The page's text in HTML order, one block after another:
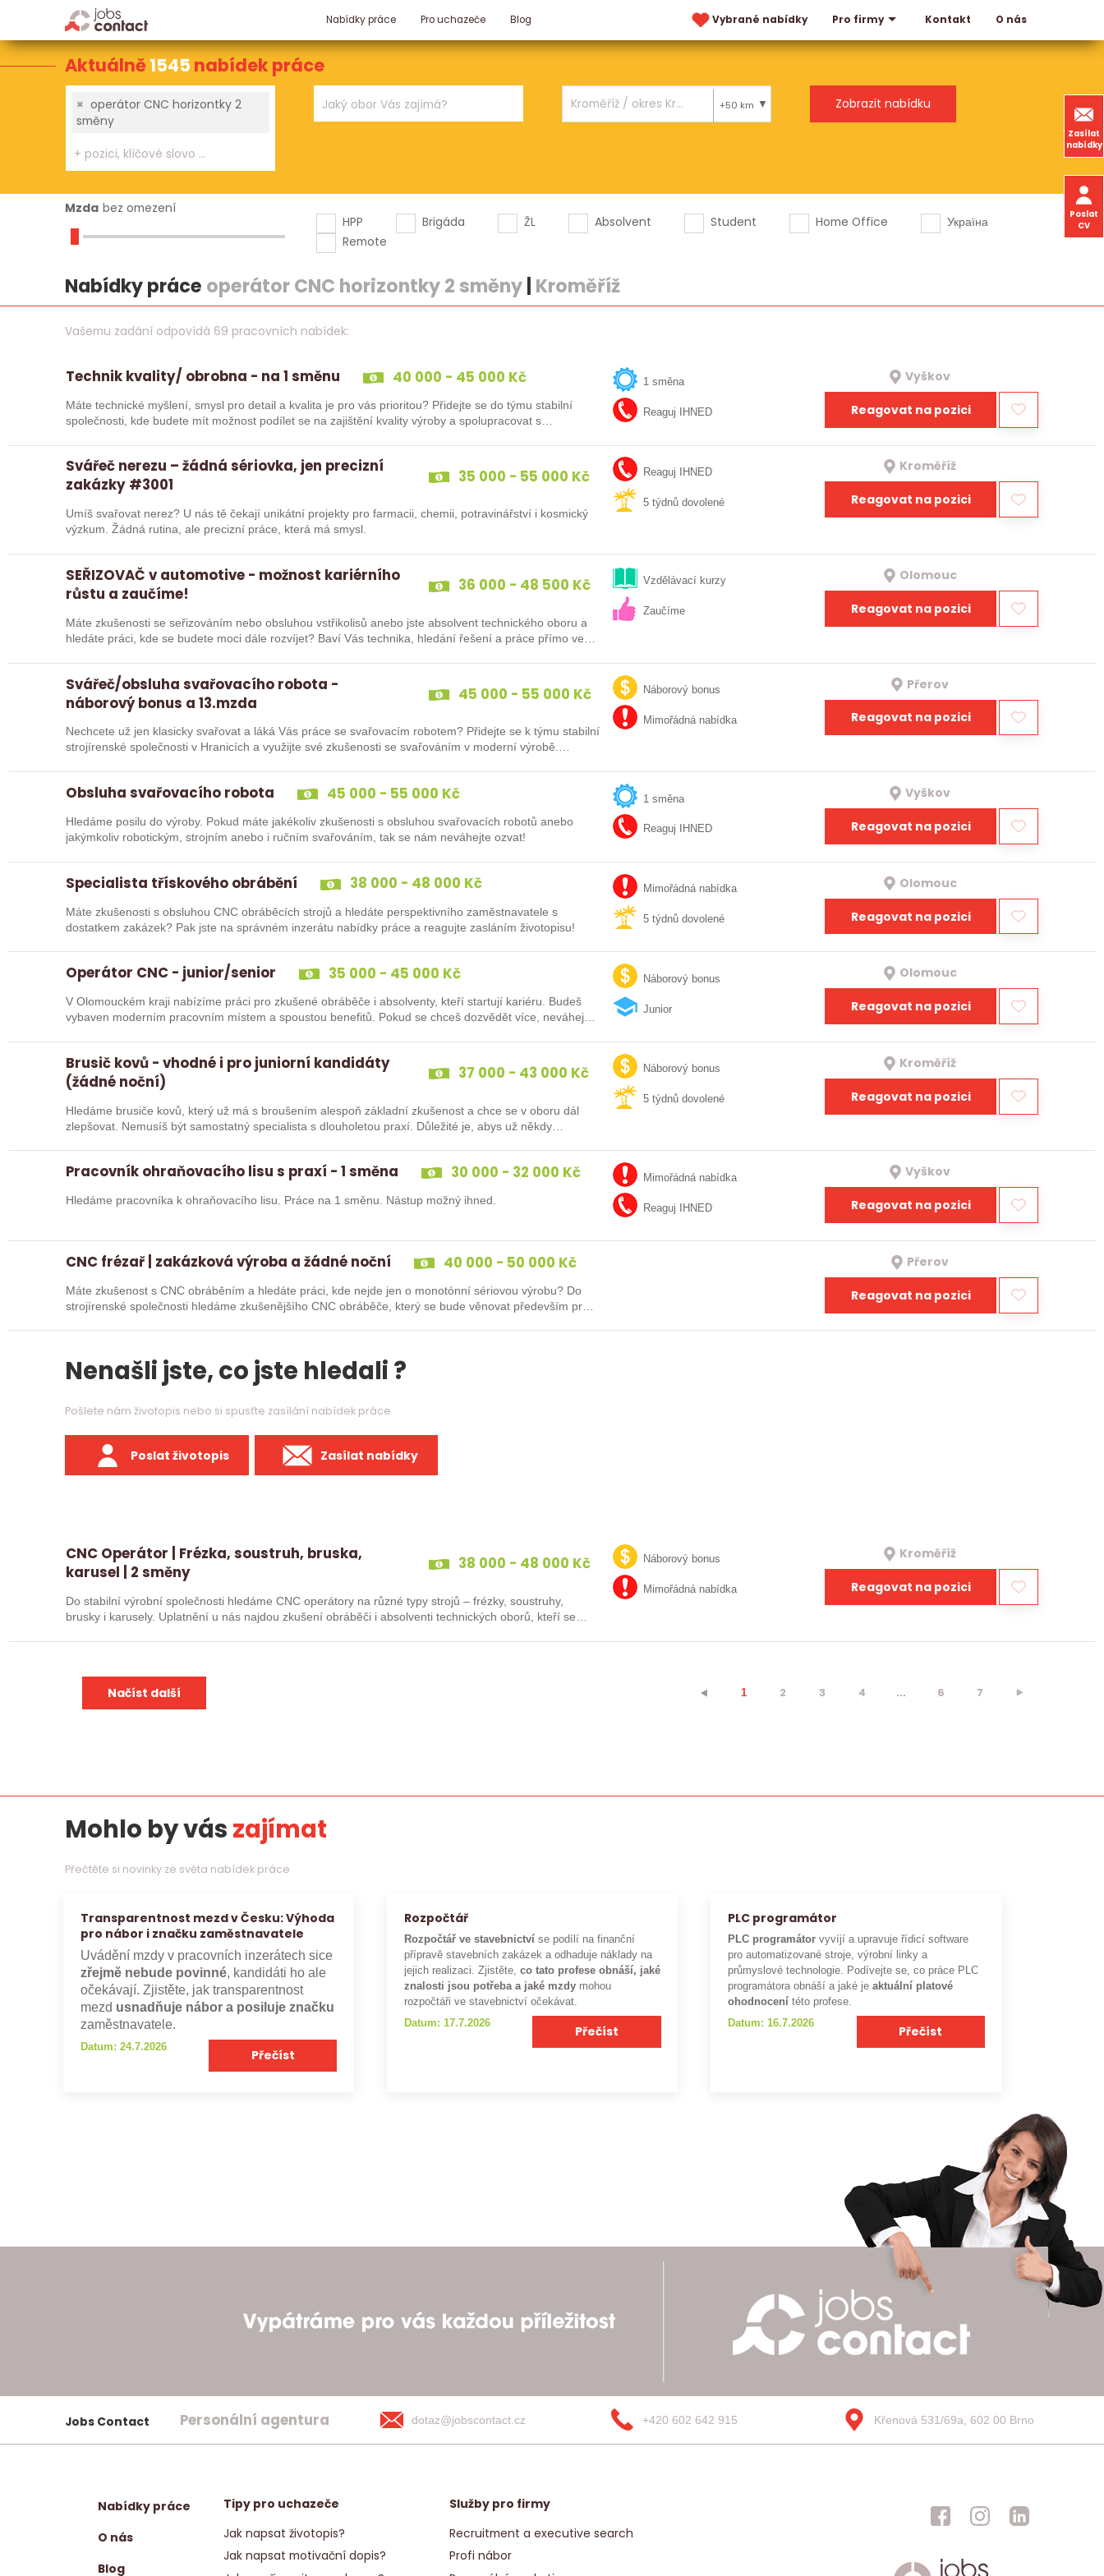
Nabídky práce Pro uchazeče Blog Vybrané nabídky Pro firmy Kontakt O nás
Zasílat
nabídky
Poslat
CV
Aktuálně1545 nabídek práce
× operátor CNC horizontky 2
směny
+50 km
Mzda bez omezení
HPP
Brigáda ŽL Absolvent Student Home Office
Україна
Remote
Nabídky práce operátor CNC horizontky 2 směny| Kroměříž
Vašemu zadání odpovídá 69 pracovních nabídek:
Technik kvality/ obrobna - na 1 směnu 40 000 - 45 000 Kč
Máte technické myšlení, smysl pro detail a kvalita je pro vás prioritou? Přidejte se do týmu stabilní
společnosti, kde budete mít možnost podílet se na zajištění kvality výroby a spolupracovat s…
1 směna
Reaguj IHNED
Vyškov
Reagovat na pozici
Svářeč nerezu – žádná sériovka, jen precizní
zakázky #3001
35 000 - 55 000 Kč
Umíš svařovat nerez? U nás tě čekají unikátní projekty pro farmacii, chemii, potravinářství i kosmický
výzkum. Žádná rutina, ale precizní práce, která má smysl.
Reaguj IHNED
5 týdnů dovolené
Kroměříž
Reagovat na pozici
SEŘIZOVAČ v automotive - možnost kariérního
růstu a zaučíme!
36 000 - 48 500 Kč
Máte zkušenosti se seřizováním nebo obsluhou vstřikolisů anebo jste absolvent technického oboru a
hledáte práci, kde se budete moci dále rozvíjet? Baví Vás technika, hledání řešení a práce přímo ve…
Vzdělávací kurzy
Zaučíme
Olomouc
Reagovat na pozici
Svářeč/obsluha svařovacího robota -
náborový bonus a 13.mzda
45 000 - 55 000 Kč
Nechcete už jen klasicky svařovat a láká Vás práce se svařovacím robotem? Přidejte se k týmu stabilní
strojírenské společnosti v Hranicích a využijte své zkušenosti se svařováním v moderní výrobě.…
Náborový bonus
Mimořádná nabídka
Přerov
Reagovat na pozici
Obsluha svařovacího robota 45 000 - 55 000 Kč
Hledáme posilu do výroby. Pokud máte jakékoliv zkušenosti s obsluhou svařovacích robotů anebo
jakýmkoliv robotickým, strojním anebo i ručním svařováním, tak se nám neváhejte ozvat!
1 směna
Reaguj IHNED
Vyškov
Reagovat na pozici
Specialista třískového obrábění 38 000 - 48 000 Kč
Máte zkušenosti s obsluhou CNC obráběcích strojů a hledáte perspektivního zaměstnavatele s
dostatkem zakázek? Pak jste na správném inzerátu nabídky práce a reagujte zasláním životopisu!
Mimořádná nabídka
5 týdnů dovolené
Olomouc
Reagovat na pozici
Operátor CNC - junior/senior 35 000 - 45 000 Kč
V Olomouckém kraji nabízíme práci pro zkušené obráběče i absolventy, kteří startují kariéru. Budeš
vybaven moderním pracovním místem a spoustou benefitů. Pokud se chceš dozvědět více, neváhej…
Náborový bonus
Junior
Olomouc
Reagovat na pozici
Brusič kovů - vhodné i pro juniorní kandidáty
(žádné noční)
37 000 - 43 000 Kč
Hledáme brusiče kovů, který už má s broušením alespoň základní zkušenost a chce se v oboru dál
zlepšovat. Nemusíš být samostatný specialista s dlouholetou praxí. Důležité je, abys už někdy
Náborový bonus
5 týdnů dovolené
Kroměříž
Reagovat na pozici
Pracovník ohraňovacího lisu s praxí - 1 směna 30 000 - 32 000 Kč
Hledáme pracovníka k ohraňovacího lisu. Práce na 1 směnu. Nástup možný ihned.
Mimořádná nabídka
Reaguj IHNED
Vyškov
Reagovat na pozici
CNC frézař | zakázková výroba a žádné noční 40 000 - 50 000 Kč
Máte zkušenost s CNC obráběním a hledáte práci, kde nejde jen o monotónní sériovou výrobu? Do
strojírenské společnosti hledáme zkušenějšího CNC obráběče, který se bude věnovat především práci
Přerov
Reagovat na pozici
Nenašli jste, co jste hledali ?
Pošlete nám životopis nebo si spusťte zasílání nabídek práce
Poslat životopis Zasílat nabídky
CNC Operátor | Frézka, soustruh, bruska,
karusel | 2 směny
38 000 - 48 000 Kč
Do stabilní výrobní společnosti hledáme CNC operátory na různé typy strojů – frézky, soustruhy,
brusky i karusely. Uplatnění u nás najdou zkušení obráběči i absolventi technických oborů, kteří se…
Náborový bonus
Mimořádná nabídka
Kroměříž
Reagovat na pozici
Načíst další ⯇ 1 2 3 4 ... 6 7 ⯈
Mohlo by vászajímat
Přečtěte si novinky ze světa nabídek práce
Transparentnost mezd v Česku: Výhoda
pro nábor i značku zaměstnavatele
Uvádění mzdy v pracovních inzerátech sice
zřejmě nebude povinné, kandidáti ho ale
očekávají. Zjistěte, jak transparentnost
mezd usnadňuje nábor a posiluje značku
zaměstnavatele.
Datum: 24.7.2026
Přečíst
Rozpočtář
Rozpočtář ve stavebnictví se podílí na finanční
přípravě stavebních zakázek a odhaduje náklady na
jejich realizaci. Zjistěte,co tato profese obnáší, jaké
znalosti jsou potřeba a jaké mzdy mohou
rozpočtáři ve stavebnictví očekávat.
Datum: 17.7.2026
Přečíst
PLC programátor
PLC programátor vyvíjí a upravuje řídicí software
pro automatizované stroje, výrobní linky a
průmyslové technologie. Podívejte se, co práce PLC
programátora obnáší a jaké je aktuální platové
ohodnocení této profese.
Datum: 16.7.2026
Přečíst
Jobs Contact Personální agentura dotaz@jobscontact.cz +420 602 642 915 Křenová 531/69a, 602 00 Brno
Nabídky práce
O nás
Blog
Tipy pro uchazeče
Jak napsat životopis?
Jak napsat motivační dopis?
Služby pro firmy
Recruitment a executive search
Profi nábor